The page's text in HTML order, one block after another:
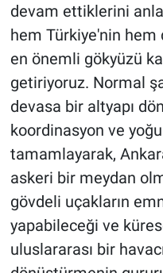
devam ettiklerini
hem Türkiye'nin
en önemli gökyüzü
getiriyoruz. Normal
devasa bir altyapı
koordinasyon ve
tamamlayarak,
askeri bir meydan
gövdeli uçakların
yapabileceği ve
uluslararası bir